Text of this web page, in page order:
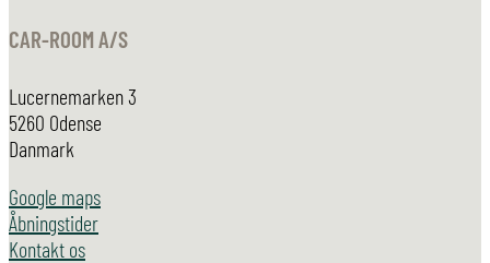
CAR-ROOM A/S
Lucernemarken 3
5260 Odense
Danmark
Google maps
Åbningstider
Kontakt os